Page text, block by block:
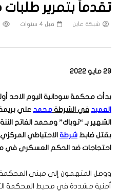
تقدماً بتمرير
شبكة عاين قبل 4 سنوات
29 مايو 2022
بدأت محكمة سودانية اليوم الاحد
العميد في الشرطة محمد علي
الشهير بـ “توباك” ومحمد الفاتح
بقتل ضابط شرطة
احتجاجات ضد الحكم العسكري
ووصل المتهمون إلى مبنى
أمنية مشددة في محيط المحكمة